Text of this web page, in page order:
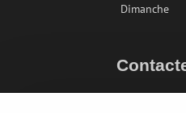
Dimanche